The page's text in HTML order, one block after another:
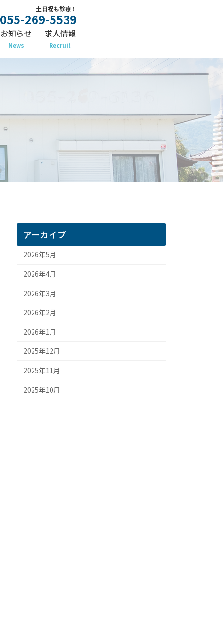
お知らせ
News
求人情報
Recruit
土日祝も診療！
055-269-5539
アーカイブ
2026年5月
2026年4月
2026年3月
2026年2月
2026年1月
2025年12月
2025年11月
2025年10月